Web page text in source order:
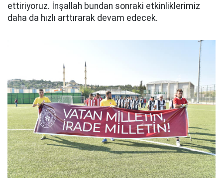
ettiriyoruz. İnşallah bundan sonraki etkinliklerimiz
daha da hızlı arttırarak devam edecek.